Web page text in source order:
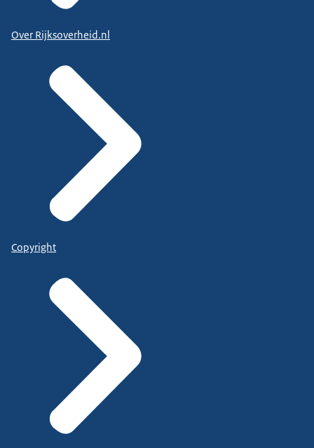
Over Rijksoverheid.nl
Copyright